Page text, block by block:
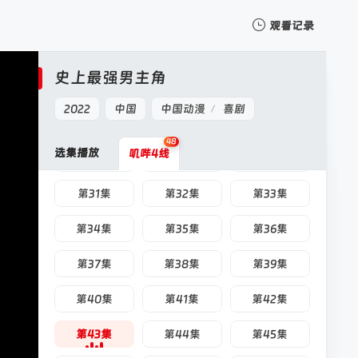
观看记录
暂无观看影片的记录
史上最强男主角
2022 中国 中国动漫 / 喜剧
选集播放 叽哔4线
48
第18集
第19集 第20集 第21集
第22集
第28集 第29集
第31集 第32集 第33集
第34集 第35集 第36集
第37集 第38集 第39集
第40集 第41集 第42集
第43集 第44集 第45集